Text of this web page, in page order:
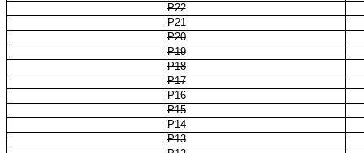
P22
P21
P20
P19
P18
P17
P16
P15
P14
P13